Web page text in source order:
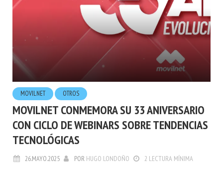
MOVILNET OTROS
MOVILNET CONMEMORA SU 33 ANIVERSARIO
CON CICLO DE WEBINARS SOBRE TENDENCIAS
TECNOLÓGICAS
26.MAYO.2025 POR HUGO LONDOÑO 2 LECTURA MÍNIMA